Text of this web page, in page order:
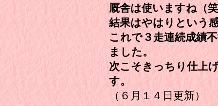
厩舎は使いますね（
結果はやはりという
これで３走連続成績
ました。
次こそきっちり仕上
す。
（６月１４日更新）